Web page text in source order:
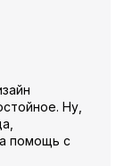
Ну,
помощь с